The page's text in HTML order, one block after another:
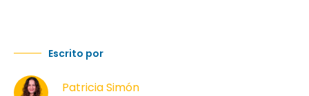
Escrito por
Patricia Simón